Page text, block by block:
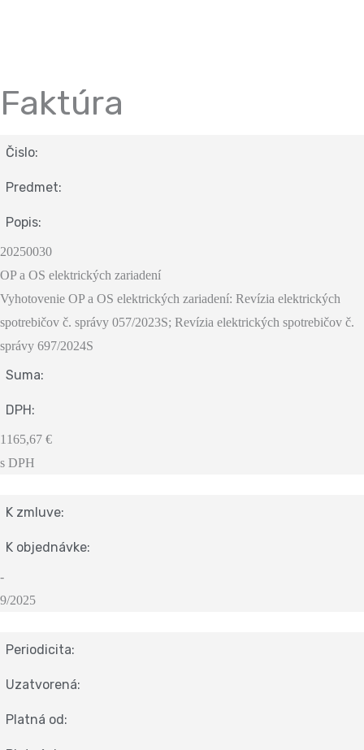
Faktúra
Čislo:
Predmet:
Popis:
20250030
OP a OS elektrických zariadení
Vyhotovenie OP a OS elektrických zariadení: Revízia elektrických
spotrebičov č. správy 057/2023S; Revízia elektrických spotrebičov č.
správy 697/2024S
Suma:
DPH:
1165,67 €
s DPH
K zmluve:
K objednávke:
-
9/2025
Periodicita:
Uzatvorená:
Platná od: